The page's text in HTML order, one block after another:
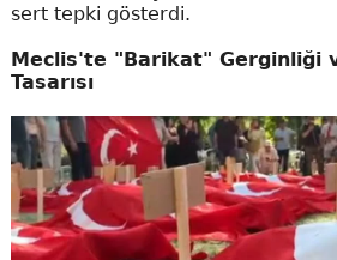
sert tepki gösterdi.
Meclis'te "Barikat" Gerginliği
Tasarısı